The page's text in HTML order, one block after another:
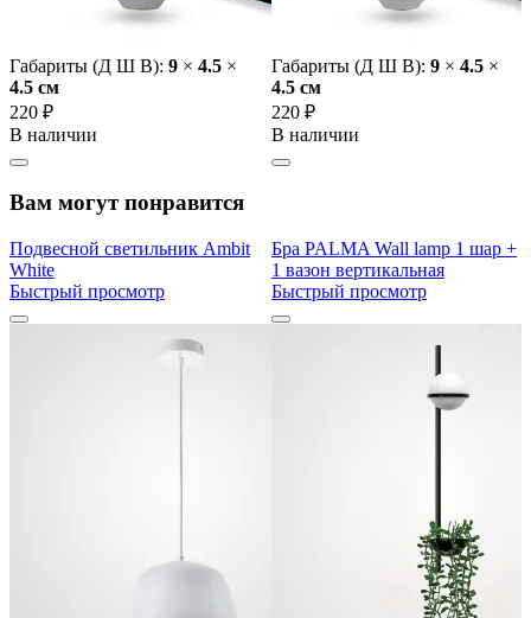
Габариты (Д Ш В): 9 × 4.5 ×
4.5 cм
220 ₽
В наличии
Габариты (Д Ш В): 9 × 4.5 ×
4.5 cм
220 ₽
В наличии
Вам могут понравится
Подвесной светильник Ambit
White
Быстрый просмотр
Бра PALMA Wall lamp 1 шар +
1 вазон вертикальная
Быстрый просмотр